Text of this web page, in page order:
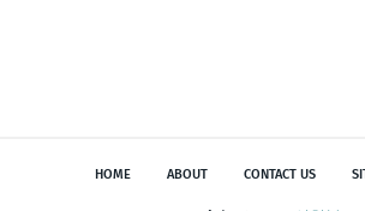
HOME ABOUT CONTACT US